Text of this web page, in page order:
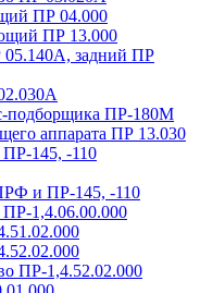
ПР 04.000
ПР 13.000
задний ПР
подборщика ПР-180М
аппарата ПР 13.030
145, -110
и ПР-145, -110
1,4.06.00.000
ПР-1,4.52.02.000